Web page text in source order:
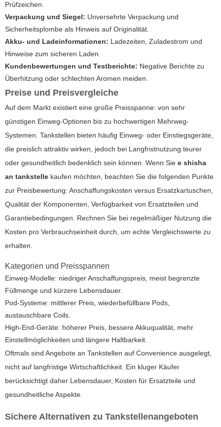
Prüfzeichen.
Verpackung und Siegel: Unversehrte Verpackung und
Sicherheitsplombe als Hinweis auf Originalität.
Akku- und Ladeinformationen: Ladezeiten, Zuladestrom und
Hinweise zum sicheren Laden.
Kundenbewertungen und Testberichte: Negative Berichte zu
Überhitzung oder schlechten Aromen meiden.
Preise und Preisvergleiche
Auf dem Markt existiert eine große Preisspanne: von sehr
günstigen Einweg-Optionen bis zu hochwertigen Mehrweg-
Systemen. Tankstellen bieten häufig Einweg- oder Einstiegsgeräte,
die preislich attraktiv wirken, jedoch bei Langfristnutzung teurer
oder gesundheitlich bedenklich sein können. Wenn Sie e shisha
an tankstelle kaufen möchten, beachten Sie die folgenden Punkte
zur Preisbewertung: Anschaffungskosten versus Ersatzkartuschen,
Qualität der Komponenten, Verfügbarkeit von Ersatzteilen und
Garantiebedingungen. Rechnen Sie bei regelmäßiger Nutzung die
Kosten pro Verbrauchseinheit durch, um echte Vergleichswerte zu
erhalten.
Kategorien und Preisspannen
Einweg-Modelle: niedriger Anschaffungspreis, meist begrenzte
Füllmenge und kürzere Lebensdauer.
Pod-Systeme: mittlerer Preis, wiederbefüllbare Pods,
austauschbare Coils.
High-End-Geräte: höherer Preis, bessere Akkuqualität, mehr
Einstellmöglichkeiten und längere Haltbarkeit.
Oftmals sind Angebote an Tankstellen auf Convenience ausgelegt,
nicht auf langfristige Wirtschaftlichkeit. Ein kluger Käufer
berücksichtigt daher Lebensdauer, Kosten für Ersatzteile und
gesundheitliche Aspekte.
Sichere Alternativen zu Tankstellenangeboten